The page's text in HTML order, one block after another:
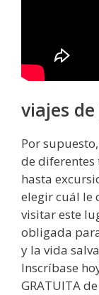
viajes
Por
de diferentes
hasta
elegir cuál le
visitar este
obligada
y la vida
Inscríbase
GRATUITA